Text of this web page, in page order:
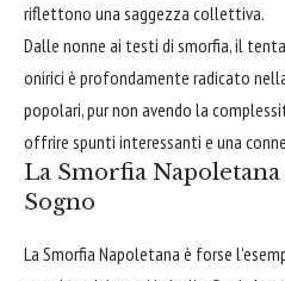
riflettono una saggezza collettiva.
Dalle nonne ai testi di smorfia, il
onirici è profondamente radicato
popolari, pur non avendo la
offrire spunti interessanti e una
La Smorfia
Sogno
La Smorfia Napoletana è forse